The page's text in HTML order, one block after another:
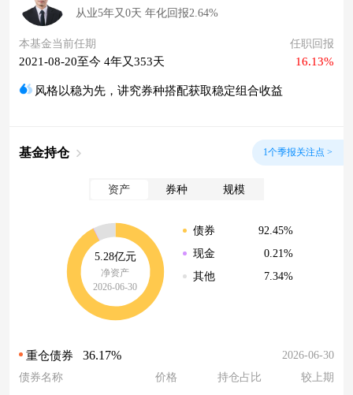
从业5年又0天 年化回报2.64%
本基金当前任期
2021-08-20至今 4年又353天
任职回报
16.13%
风格以稳为先，讲究券种搭配获取稳定组合收益
基金持仓 1个季报关注点 >
资产 券种 规模
5.28亿元
净资产
2026-06-30
债券
92.45%
现金
0.21%
其他
7.34%
重仓债券 36.17%
2026-06-30
债券名称
价格 持仓占比 较上期